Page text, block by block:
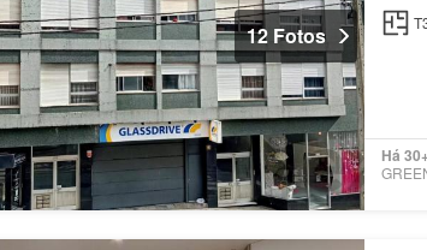
12 Fotos
Há